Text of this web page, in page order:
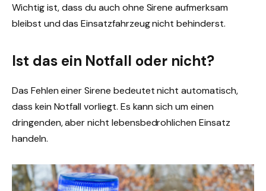
Wichtig ist, dass du auch ohne Sirene aufmerksam
bleibst und das Einsatzfahrzeug nicht behinderst.
Ist das ein Notfall oder nicht?
Das Fehlen einer Sirene bedeutet nicht automatisch,
dass kein Notfall vorliegt. Es kann sich um einen
dringenden, aber nicht lebensbedrohlichen Einsatz
handeln.